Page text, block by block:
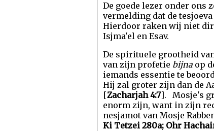
De goede lezer onder ons
vermelding dat de
Hierdoor raken wij niet
Isjma'el en Esav.
De spirituele grootheid
van zijn profetie bijna op
iemands essentie te
Hij zal groter zijn dan de
[Zacharjah 4:7]. Mosje's
enorm zijn, want in zijn
nesjamot van Mosje
Ki Tetzei 280a; Ohr